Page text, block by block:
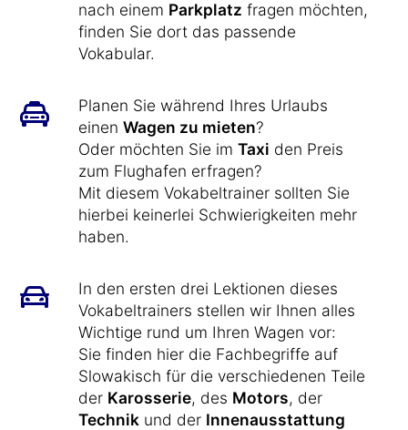
nach einem Parkplatz fragen möchten,
finden Sie dort das passende
Vokabular.
Planen Sie während Ihres Urlaubs
einen Wagen zu mieten?
Oder möchten Sie im Taxi den Preis
zum Flughafen erfragen?
Mit diesem Vokabeltrainer sollten Sie
hierbei keinerlei Schwierigkeiten mehr
haben.
In den ersten drei Lektionen dieses
Vokabeltrainers stellen wir Ihnen alles
Wichtige rund um Ihren Wagen vor:
Sie finden hier die Fachbegriffe auf
Slowakisch für die verschiedenen Teile
der Karosserie, des Motors, der
Technik und der Innenausstattung